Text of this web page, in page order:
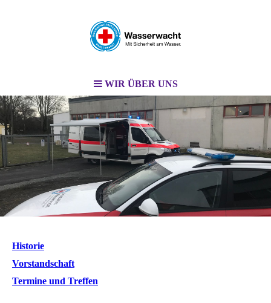
WIR ÜBER UNS
Historie
Vorstandschaft
Termine und Treffen